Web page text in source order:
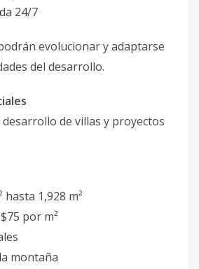
24/7
evolucionar y adaptarse
del desarrollo.
de villas y proyectos
hasta 1,928 m²
por m²
montaña